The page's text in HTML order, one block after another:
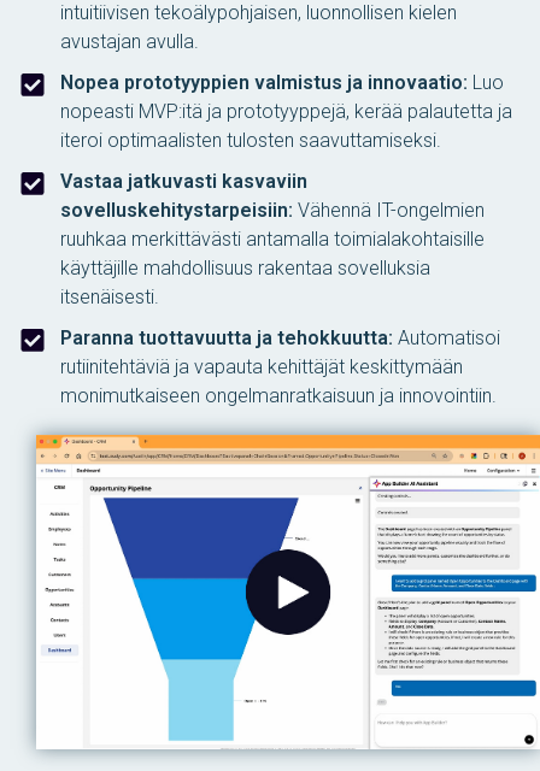
intuitiivisen tekoälypohjaisen, luonnollisen kielen
avustajan avulla.
Nopea prototyyppien valmistus ja innovaatio: Luo
nopeasti MVP:itä ja prototyyppejä, kerää palautetta ja
iteroi optimaalisten tulosten saavuttamiseksi.
Vastaa jatkuvasti kasvaviin
sovelluskehitystarpeisiin: Vähennä IT-ongelmien
ruuhkaa merkittävästi antamalla toimialakohtaisille
käyttäjille mahdollisuus rakentaa sovelluksia
itsenäisesti.
Paranna tuottavuutta ja tehokkuutta: Automatisoi
rutiinitehtäviä ja vapauta kehittäjät keskittymään
monimutkaiseen ongelmanratkaisuun ja innovointiin.